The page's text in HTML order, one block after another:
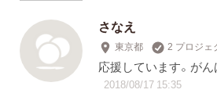
さなえ
東京都 2 プロジェ
応援しています。がん
2018/08/17 15:35